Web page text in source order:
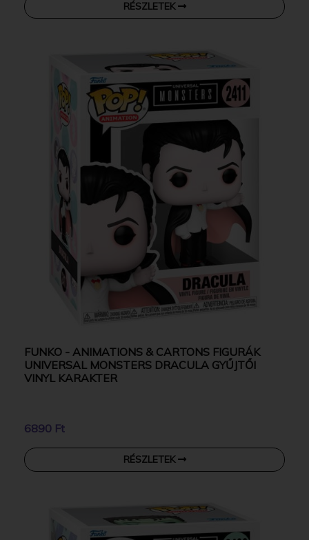
RÉSZLETEK
FUNKO - ANIMATIONS & CARTONS FIGURÁK
UNIVERSAL MONSTERS DRACULA GYŰJTŐI
VINYL KARAKTER
6890 Ft
RÉSZLETEK